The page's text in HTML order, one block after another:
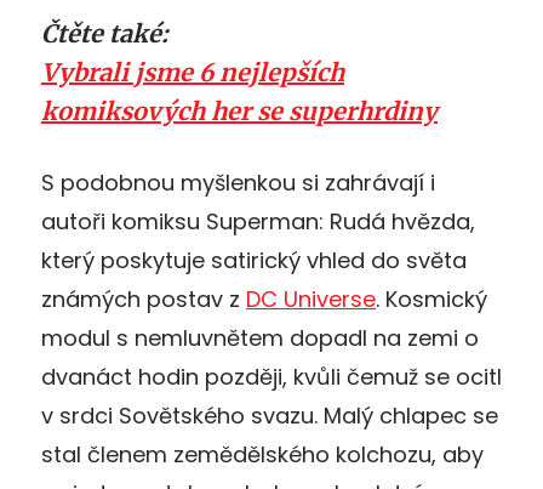
Čtěte také:
Vybrali jsme 6 nejlepších
komiksových her se superhrdiny
S podobnou myšlenkou si zahrávají i
autoři komiksu Superman: Rudá hvězda,
který poskytuje satirický vhled do světa
známých postav z DC Universe. Kosmický
modul s nemluvnětem dopadl na zemi o
dvanáct hodin později, kvůli čemuž se ocitl
v srdci Sovětského svazu. Malý chlapec se
stal členem zemědělského kolchozu, aby